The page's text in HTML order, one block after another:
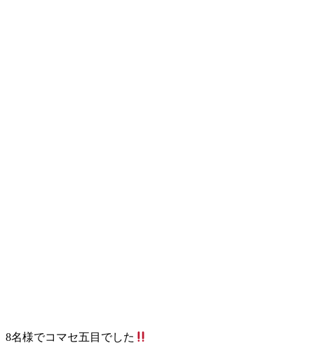
8名様でコマセ五目でした